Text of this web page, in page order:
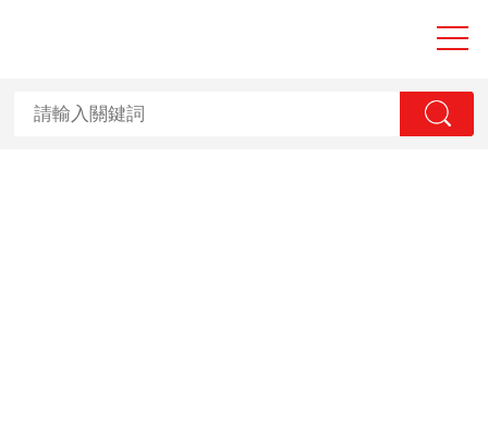
大香蕉性爱视频,
香蕉国产2023,